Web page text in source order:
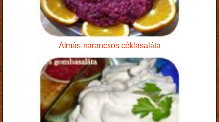
Almás-narancsos céklasaláta